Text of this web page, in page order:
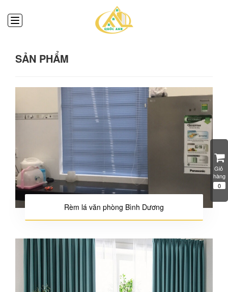
SẢN PHẨM
Rèm lá văn phòng Bình Dương
Giỏ
hàng
0